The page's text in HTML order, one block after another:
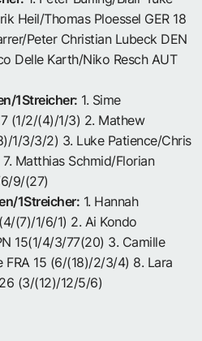
Heil/Thomas Ploessel GER 18
Peter Christian Lubeck DEN
Delle Karth/Niko Resch AUT
1Streicher: 1. Sime
(1/2/(4)/1/3) 2. Mathew
1/3/3/2) 3. Luke Patience/Chris
Matthias Schmid/Florian
9/(27)
1Streicher: 1. Hannah
(7)/1/6/1) 2. Ai Kondo
15(1/4/3/77(20) 3. Camille
15 (6/(18)/2/3/4) 8. Lara
(3/(12)/12/5/6)